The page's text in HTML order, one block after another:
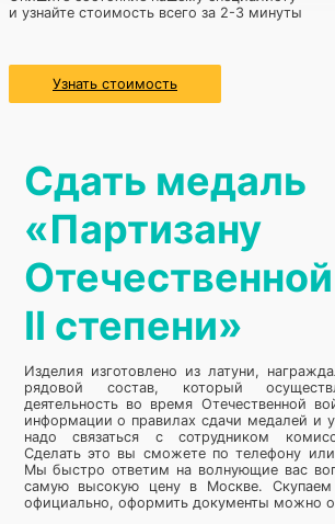
и узнайте стоимость всего за 2-3 минуты
Узнать стоимость
Сдать медаль
«Партизану
II степени»
Изделия изготовлено из латуни,
рядовой состав, который
деятельность во время Отечественной
информации о правилах сдачи медалей и
надо связаться с сотрудником
Сделать это вы сможете по телефону
Мы быстро ответим на волнующие вас
самую высокую цену в Москве.
официально, оформить документы можно